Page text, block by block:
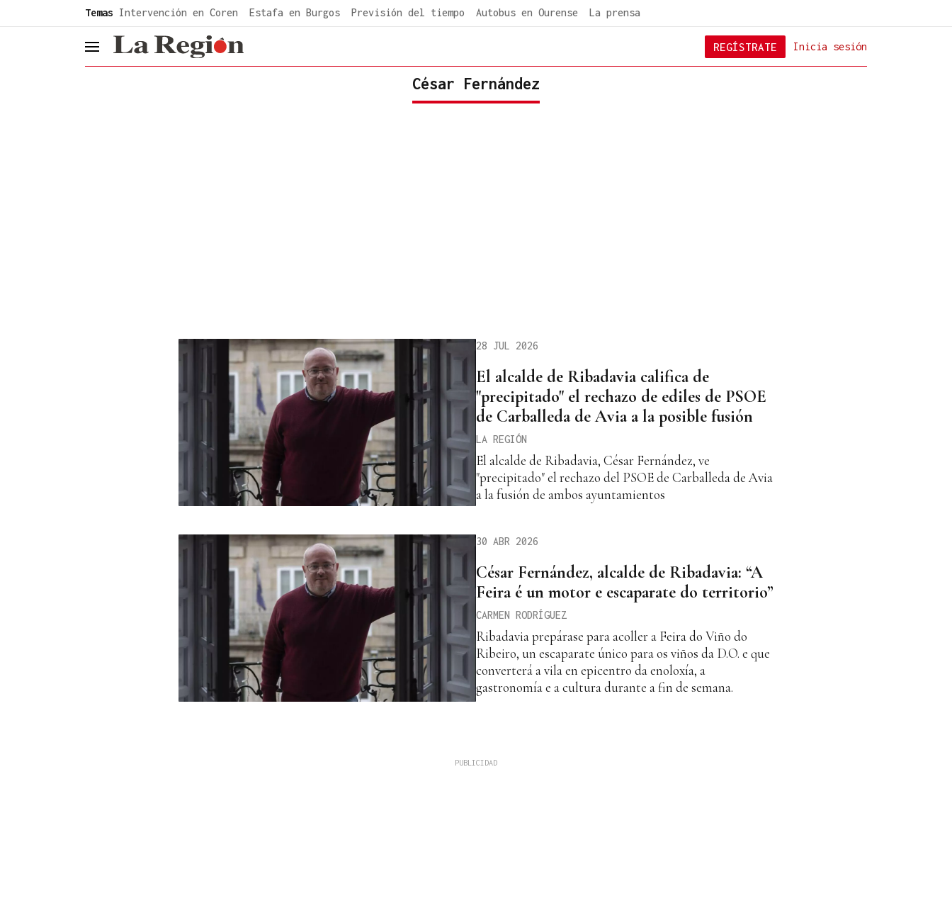
Temas Intervención en Coren Estafa en Burgos Previsión del tiempo Autobus en Ourense La prensa
header.menu.open Inicia sesión
REGÍSTRATE
César Fernández
28 JUL 2026
El alcalde de Ribadavia califica de
"precipitado" el rechazo de ediles de PSOE
de Carballeda de Avia a la posible fusión
LA REGIÓN
El alcalde de Ribadavia, César Fernández, ve
"precipitado" el rechazo del PSOE de Carballeda de Avia
a la fusión de ambos ayuntamientos
30 ABR 2026
César Fernández, alcalde de Ribadavia: “A
Feira é un motor e escaparate do territorio”
CARMEN RODRÍGUEZ
Ribadavia prepárase para acoller a Feira do Viño do
Ribeiro, un escaparate único para os viños da D.O. e que
converterá a vila en epicentro da enoloxía, a
gastronomía e a cultura durante a fin de semana.